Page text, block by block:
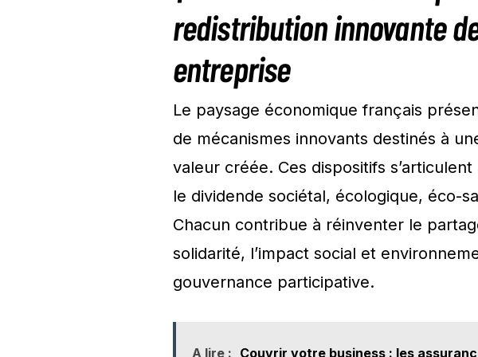
redistribution innovante
entreprise
Le paysage économique français
de mécanismes innovants destinés à
valeur créée. Ces dispositifs
le dividende sociétal, écologique, éco-
Chacun contribue à réinventer le
solidarité, l’impact social et
gouvernance participative.
A lire : Couvrir votre business : les